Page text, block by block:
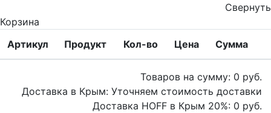
Свернуть
Корзина
Артикул
Продукт Кол-во Цена Сумма
Товаров на сумму: 0 руб.
Доставка в Крым: Уточняем стоимость доставки
Доставка HOFF в Крым 20%: 0 руб.